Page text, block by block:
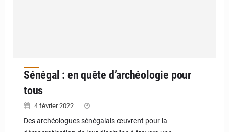
Sénégal : en quête d’archéologie pour
tous
4 février 2022
Des archéologues sénégalais œuvrent pour la